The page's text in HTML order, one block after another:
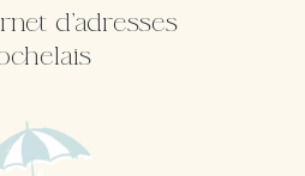
d'adresses